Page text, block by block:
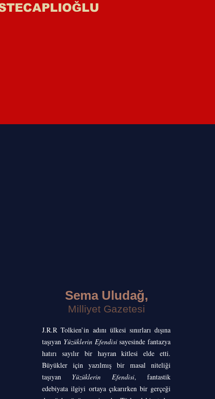
Sema Uludağ,
Milliyet Gazetesi
J.R.R Tolkien’in adını ülkesi sınırları dışına
taşıyan Yüzüklerin Efendisisayesinde fantazya
hatırı sayılır bir hayran kitlesi elde etti.
Büyükler için yazılmış bir masal niteliği
taşıyan Yüzüklerin Efendisi, fantastik
edebiyata ilgiyi ortaya çıkarırken bir gerçeği